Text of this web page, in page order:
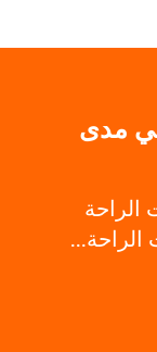
مدى
الراحة
الراحة...